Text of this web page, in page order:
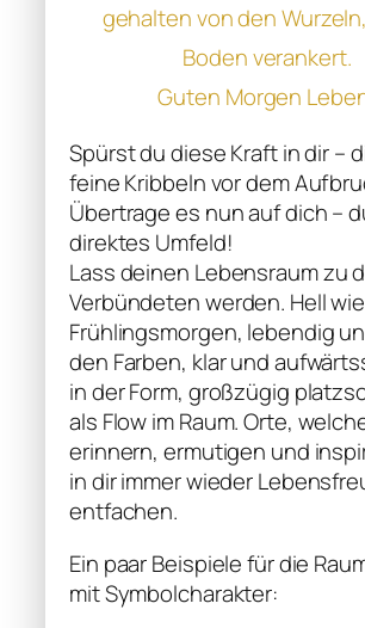
gehalten von den
Boden verankert.
Guten Morgen
Spürst du diese Kraft in dir –
feine Kribbeln vor dem
Übertrage es nun auf dich –
direktes Umfeld!
Lass deinen Lebensraum zu
Verbündeten werden. Hell
Frühlingsmorgen, lebendig
den Farben, klar und
in der Form, großzügig
als Flow im Raum. Orte,
erinnern, ermutigen und
in dir immer wieder
entfachen.
Ein paar Beispiele für die
mit Symbolcharakter: